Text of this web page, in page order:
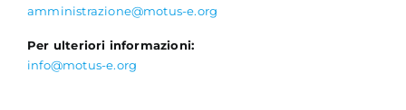
amministrazione@motus-e.org
Per ulteriori informazioni:
info@motus-e.org